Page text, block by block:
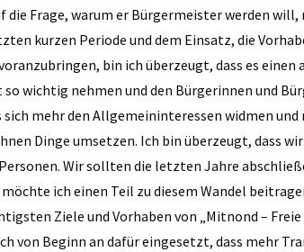
die Frage, warum er Bürgermeister werden will,
kurzen Periode und dem Einsatz, die
bin ich überzeugt, dass es
wichtig nehmen und den Bürgerinnen und
mehr den Allgemeininteressen widmen und
Dinge umsetzen. Ich bin überzeugt, dass
Wir sollten die letzten Jahre
ich einen Teil zu diesem Wandel
Ziele und Vorhaben von „Mitnond –
von Beginn an dafür eingesetzt, dass mehr